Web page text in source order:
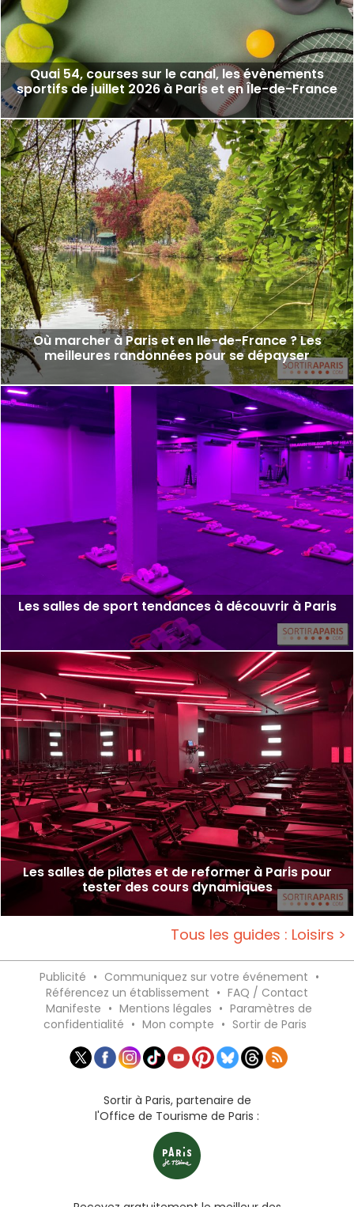
Quai 54, courses sur le canal, les évènements
sportifs de juillet 2026 à Paris et en Île-de-France
Où marcher à Paris et en Ile-de-France ? Les
meilleures randonnées pour se dépayser
Les salles de sport tendances à découvrir à Paris
Les salles de pilates et de reformer à Paris pour
tester des cours dynamiques
Tous les guides : Loisirs >
Publicité • Communiquez sur votre événement •
Référencez un établissement • FAQ / Contact
Manifeste • Mentions légales • Paramètres de
confidentialité • Mon compte • Sortir de Paris
Sortir à Paris, partenaire de
l'Office de Tourisme de Paris :